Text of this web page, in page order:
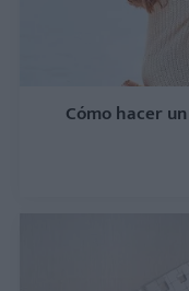
Cómo hacer